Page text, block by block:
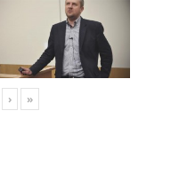
› »